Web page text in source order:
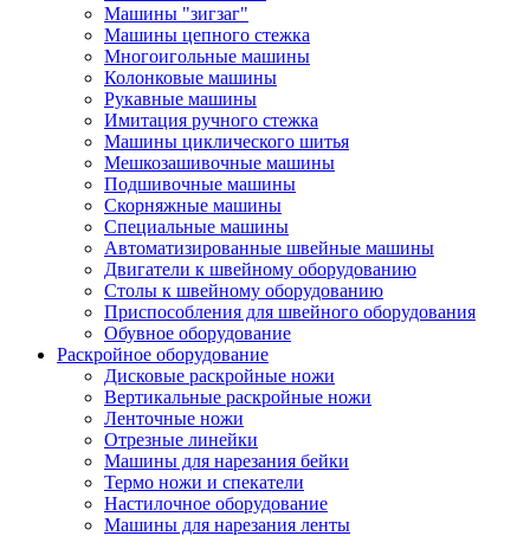
Машины "зигзаг"
Машины цепного стежка
Многоигольные машины
Колонковые машины
Рукавные машины
Имитация ручного стежка
Машины циклического шитья
Мешкозашивочные машины
Подшивочные машины
Скорняжные машины
Специальные машины
Автоматизированные швейные машины
Двигатели к швейному оборудованию
Столы к швейному оборудованию
Приспособления для швейного оборудования
Обувное оборудование
Раскройное оборудование
Дисковые раскройные ножи
Вертикальные раскройные ножи
Ленточные ножи
Отрезные линейки
Машины для нарезания бейки
Термо ножи и спекатели
Настилочное оборудование
Машины для нарезания ленты